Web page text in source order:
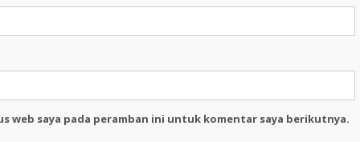
web saya pada peramban ini untuk komentar saya berikutnya.